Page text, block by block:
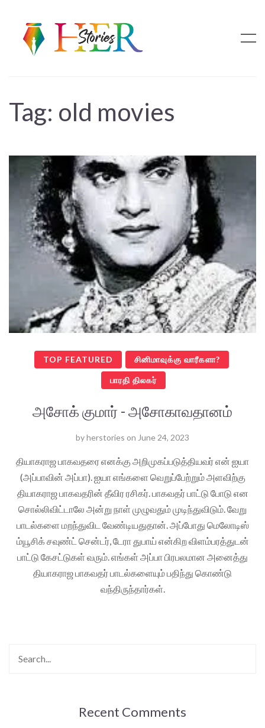
Tag: old movies
TOP FEATURED சினிமாவுக்கு வாரீகளா?
பாரதி திலகர்
அசோக் குமார் - அசோகாவதானம்
byherstories on June 24, 2023
தியாகராஜ பாகவதரை எனக்கு அறிமுகப்படுத்தியவர் என் ஐயா
(அப்பாவின் அப்பா). ஐயா எங்களை வெறுப்பேற்றும் அளவிற்கு
தியாகராஜ பாகவதரின் தீவிர ரசிகர். பாகவதர் பாட்டு போடு என
சொல்லிவிட்டாலே அன்று நாள் முழுவதும் முடிந்துவிடும். வேறு
பாடல்களை மறந்துவிட வேண்டியதுதான். அப்போது மெலோடிஸ்
ம்யூசிக் சவுண்ட் சென்டர், டேரா துபாய் என்கிற விளம்பரத்துடன்
பாட்டு கேசட்டுகள் வரும். எங்கள் அப்பா பிரபலமான அனைத்து
தியாகராஜ பாகவதர் பாடல்களையும் பதிந்து கொண்டு
வந்திருந்தார்கள்.
Recent Comments